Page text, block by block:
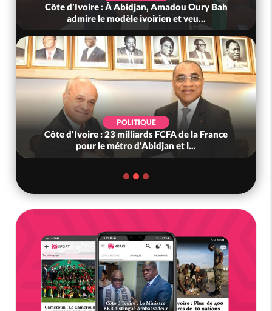
Côte d'Ivoire : À Abidjan, Amadou Oury Bah
admire le modèle ivoirien et veu...
POLITIQUE
Côte d'Ivoire : 23 milliards FCFA de la France
pour le métro d'Abidjan et l...